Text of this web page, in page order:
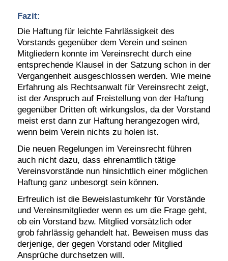
Fazit:
Die Haftung für leichte Fahrlässigkeit des
Vorstands gegenüber dem Verein und seinen
Mitgliedern konnte im Vereinsrecht durch eine
entsprechende Klausel in der Satzung schon in der
Vergangenheit ausgeschlossen werden. Wie meine
Erfahrung als Rechtsanwalt für Vereinsrecht zeigt,
ist der Anspruch auf Freistellung von der Haftung
gegenüber Dritten oft wirkungslos, da der Vorstand
meist erst dann zur Haftung herangezogen wird,
wenn beim Verein nichts zu holen ist.
Die neuen Regelungen im Vereinsrecht führen
auch nicht dazu, dass ehrenamtlich tätige
Vereinsvorstände nun hinsichtlich einer möglichen
Haftung ganz unbesorgt sein können.
Erfreulich ist die Beweislastumkehr für Vorstände
und Vereinsmitglieder wenn es um die Frage geht,
ob ein Vorstand bzw. Mitglied vorsätzlich oder
grob fahrlässig gehandelt hat. Beweisen muss das
derjenige, der gegen Vorstand oder Mitglied
Ansprüche durchsetzen will.